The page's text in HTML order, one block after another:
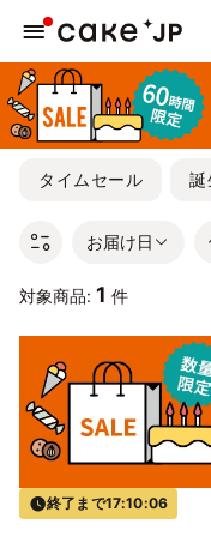
タイムセール 誕
お届け日
対象商品: 1 件
終了まで17:10:06